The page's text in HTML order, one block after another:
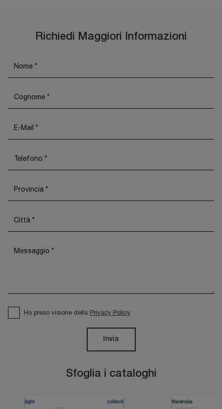
Sfoglia i cataloghi
Richiedi Maggiori Informazioni
Ho preso visione della Privacy Policy
Invia